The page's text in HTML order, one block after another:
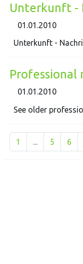
Unterkunft -
01.01.2010
Unterkunft -
Professional
01.01.2010
See older
1 ... 5 6